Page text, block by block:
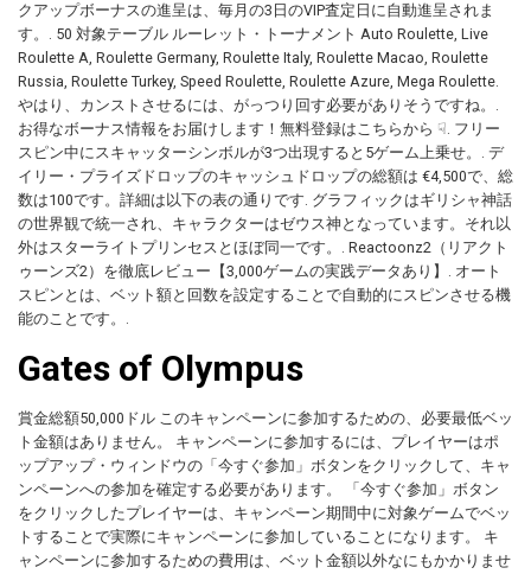
クアップボーナスの進呈は、毎月の3日のVIP査定日に自動進呈されま
す。. 50 対象テーブル ルーレット・トーナメント Auto Roulette, Live
Roulette A, Roulette Germany, Roulette Italy, Roulette Macao, Roulette
Russia, Roulette Turkey, Speed Roulette, Roulette Azure, Mega Roulette.
やはり、カンストさせるには、がっつり回す必要がありそうですね。.
お得なボーナス情報をお届けします！無料登録はこちらから ☟. フリー
スピン中にスキャッターシンボルが3つ出現すると5ゲーム上乗せ。. デ
イリー・プライズドロップのキャッシュドロップの総額は €4,500で、総
数は100です。詳細は以下の表の通りです. グラフィックはギリシャ神話
の世界観で統一され、キャラクターはゼウス神となっています。それ以
外はスターライトプリンセスとほぼ同一です。. Reactoonz2（リアクト
ゥーンズ2）を徹底レビュー【3,000ゲームの実践データあり】. オート
スピンとは、ベット額と回数を設定することで自動的にスピンさせる機
能のことです。.
Gates of Olympus
賞金総額50,000ドル このキャンペーンに参加するための、必要最低ベッ
ト金額はありません。 キャンペーンに参加するには、プレイヤーはポ
ップアップ・ウィンドウの「今すぐ参加」ボタンをクリックして、キャ
ンペーンへの参加を確定する必要があります。 「今すぐ参加」ボタン
をクリックしたプレイヤーは、キャンペーン期間中に対象ゲームでベッ
トすることで実際にキャンペーンに参加していることになります。 キ
ャンペーンに参加するための費用は、ベット金額以外なにもかかりませ